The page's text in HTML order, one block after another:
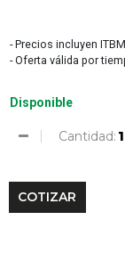
- Precios incluyen
- Oferta válida por
Disponible
Cantidad: